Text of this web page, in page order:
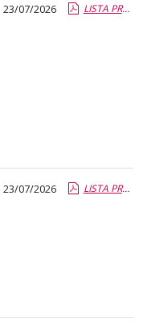
23/07/2026 LISTA PROVISIONAL ADMT Y EXCL CP26-78.pdf.pdf
23/07/2026 LISTA PROVISIONAL ADMT Y EXCL CP26-75.pdf.pdf